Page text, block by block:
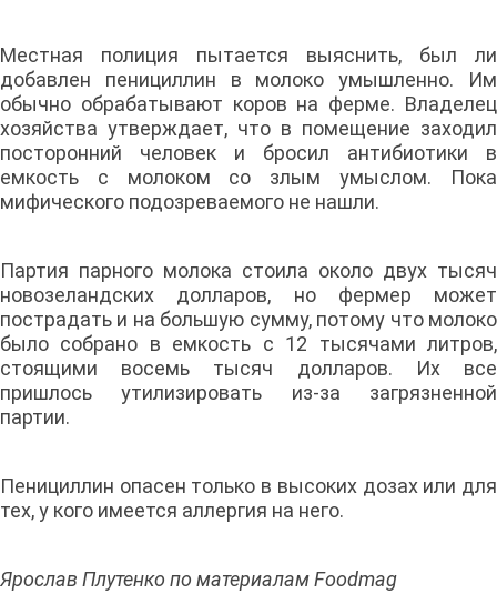
Местная полиция пытается выяснить, был ли
добавлен пенициллин в молоко умышленно. Им
обычно обрабатывают коров на ферме. Владелец
хозяйства утверждает, что в помещение заходил
посторонний человек и бросил антибиотики в
емкость с молоком со злым умыслом. Пока
мифического подозреваемого не нашли.
Партия парного молока стоила около двух тысяч
новозеландских долларов, но фермер может
пострадать и на большую сумму, потому что молоко
было собрано в емкость с 12 тысячами литров,
стоящими восемь тысяч долларов. Их все
пришлось утилизировать из-за загрязненной
партии.
Пенициллин опасен только в высоких дозах или для
тех, у кого имеется аллергия на него.
Ярослав Плутенко по материалам Foodmag